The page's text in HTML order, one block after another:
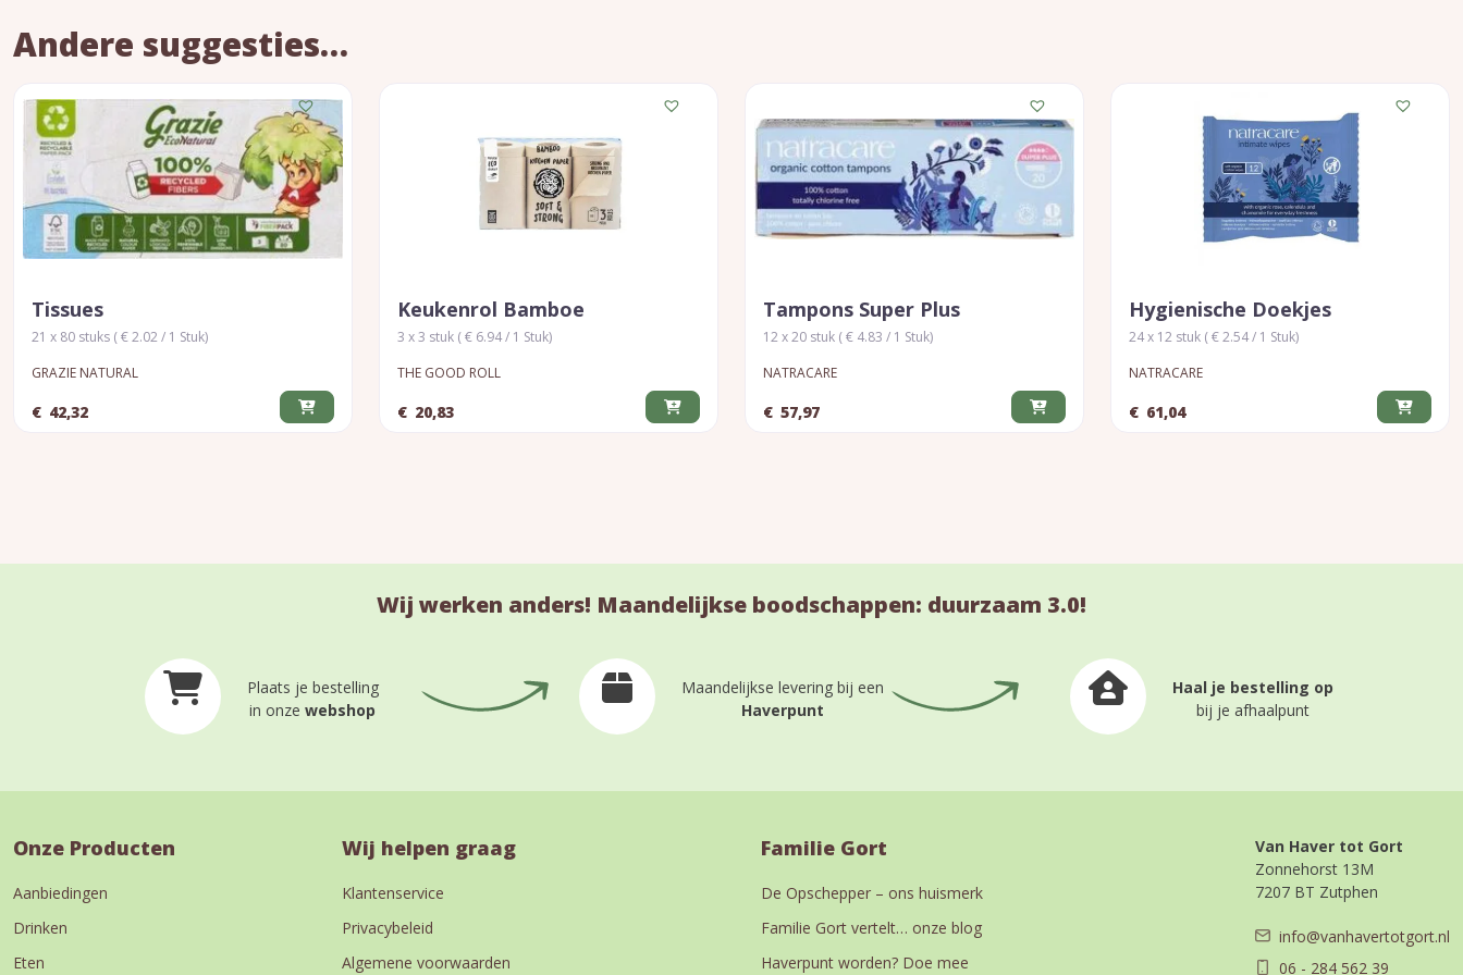
Andere suggesties…
Tissues
21 x 80 stuks ( € 2.02 / 1 Stuk)
GRAZIE NATURAL
€ 42,32
Keukenrol Bamboe
3 x 3 stuk ( € 6.94 / 1 Stuk)
THE GOOD ROLL
€ 20,83
Tampons Super Plus
12 x 20 stuk ( € 4.83 / 1 Stuk)
NATRACARE
€ 57,97
Hygienische Doekjes
24 x 12 stuk ( € 2.54 / 1 Stuk)
NATRACARE
€ 61,04
Wij werken anders! Maandelijkse boodschappen: duurzaam 3.0!
Plaats je bestelling
in onze webshop
Maandelijkse levering bij een
Haverpunt
Haal je bestelling op
bij je afhaalpunt
Onze Producten
Aanbiedingen
Drinken
Eten
Wij helpen graag
Klantenservice
Privacybeleid
Algemene voorwaarden
Familie Gort
De Opschepper – ons huismerk
Familie Gort vertelt… onze blog
Haverpunt worden? Doe mee
Van Haver tot Gort
Zonnehorst 13M
7207 BT Zutphen
info@vanhavertotgort.nl
06 - 284 562 39